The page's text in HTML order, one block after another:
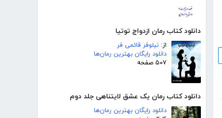
دانلود کتاب رمان ازدواج توتیا
از: نیلوفر قائمی فر
دانلود رایگان بهترین رمان‌ها
۵۰۷ صفحه
دانلود کتاب رمان یک عشق لایتناهی جلد دوم
دانلود رایگان بهترین رمان‌ها